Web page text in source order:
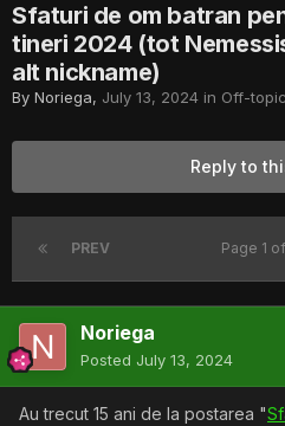
Sfaturi de om batran
tineri 2024 (tot
alt nickname)
By Noriega, July 13, 2024 in Off-topic
Reply to
PREV Page 1
Noriega
Posted July 13, 2024
Au trecut 15 ani de la postarea "